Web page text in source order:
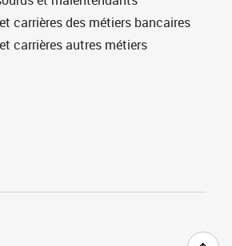
carrières des métiers bancaires
carrières autres métiers